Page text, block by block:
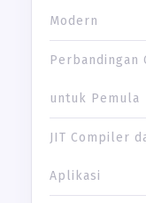
Modern
untuk Pemula
JIT Compiler
Aplikasi